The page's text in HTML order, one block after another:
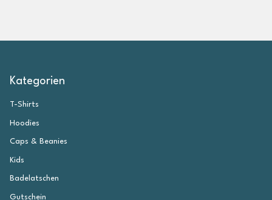
Kategorien
T-Shirts
Hoodies
Caps & Beanies
Kids
Badelatschen
Gutschein